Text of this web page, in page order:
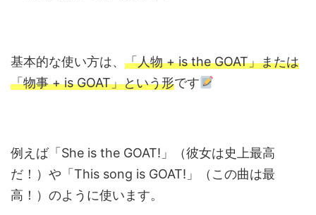
基本的な使い方は、 「人物 + is the GOAT」または
「物事 + is GOAT」という形です
例えば「She is the GOAT!」（彼女は史上最高
だ！）や「This song is GOAT!」（この曲は最
高！）のように使います。